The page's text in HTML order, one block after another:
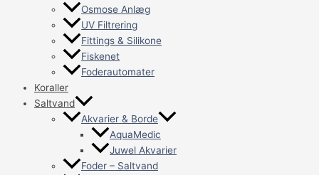
Osmose Anlæg
UV Filtrering
Fittings & Silikone
Fiskenet
Foderautomater
Koraller
Saltvand
Akvarier & Borde
AquaMedic
Juwel Akvarier
Foder – Saltvand